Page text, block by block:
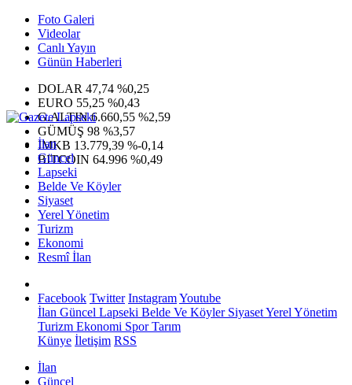
Foto Galeri
Videolar
Canlı Yayın
Günün Haberleri
DOLAR 47,74 %0,25
EURO 55,25 %0,43
G.ALTIN6.660,55 %2,59
GÜMÜŞ 98 %3,57
IMKB 13.779,39 %-0,14
BITCOIN 64.996 %0,49
İlan
Güncel
Lapseki
Belde Ve Köyler
Siyaset
Yerel Yönetim
Turizm
Ekonomi
Resmî İlan
Facebook Twitter InstagramYoutube
İlan Güncel Lapseki Belde Ve KöylerSiyasetYerel Yönetim
Turizm Ekonomi SporTarım
Künye İletişim RSS
İlan
Güncel